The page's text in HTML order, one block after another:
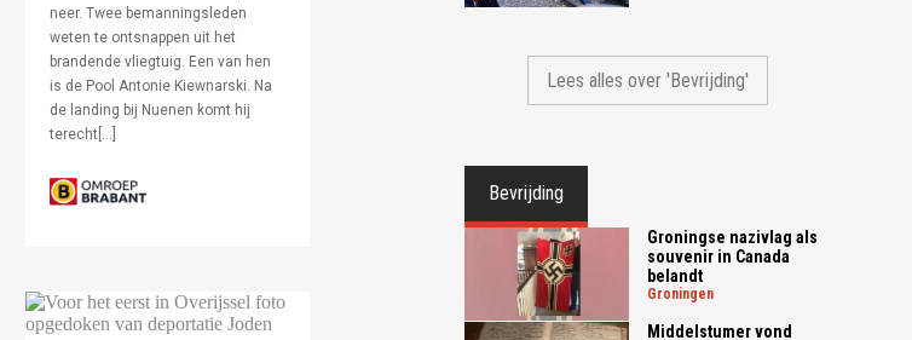
neer. Twee bemanningsleden
weten te ontsnappen uit het
brandende vliegtuig. Een van hen
is de Pool Antonie Kiewnarski. Na
de landing bij Nuenen komt hij
terecht[…]
Lees alles over 'Bevrijding'
Bevrijding
Groningse nazivlag als
souvenir in Canada
belandt
groningen
Middelstumer vond